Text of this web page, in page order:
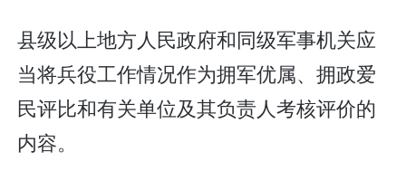
县级以上地方人民政府和同级军事机关应
当将兵役工作情况作为拥军优属、拥政爱
民评比和有关单位及其负责人考核评价的
内容。